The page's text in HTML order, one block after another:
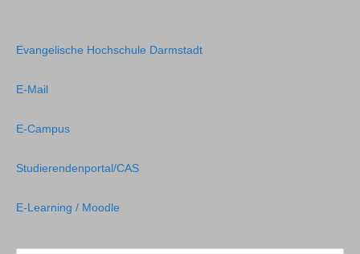
Evangelische Hochschule Darmstadt
E-Mail
E-Campus
Studierendenportal/CAS
E-Learning / Moodle